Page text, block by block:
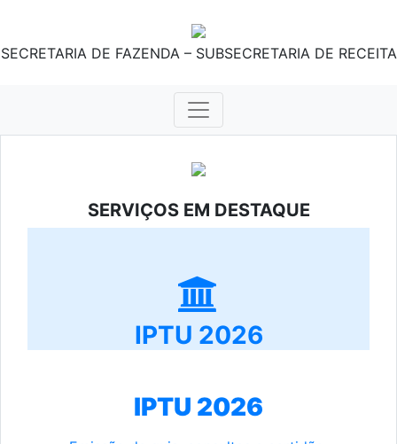
SECRETARIA DE FAZENDA – SUBSECRETARIA DE RECEITA
SERVIÇOS EM DESTAQUE
IPTU 2026
IPTU 2026